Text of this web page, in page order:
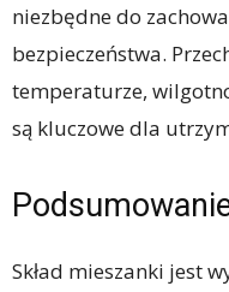
niezbędne do
bezpieczeństwa.
temperaturze,
są kluczowe dla
Skład mieszanki jest